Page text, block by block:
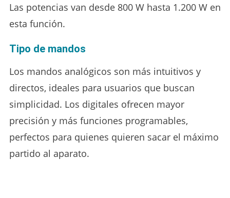
Las potencias van desde 800 W hasta 1.200 W en
esta función.
Tipo de mandos
Los mandos analógicos son más intuitivos y
directos, ideales para usuarios que buscan
simplicidad. Los digitales ofrecen mayor
precisión y más funciones programables,
perfectos para quienes quieren sacar el máximo
partido al aparato.